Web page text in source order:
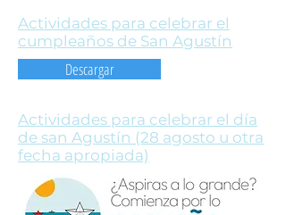
Actividades para celebrar el
cumpleaños de San Agustín
Descargar
Actividades para celebrar el día
de san Agustín (28 agosto u otra
fecha apropiada)